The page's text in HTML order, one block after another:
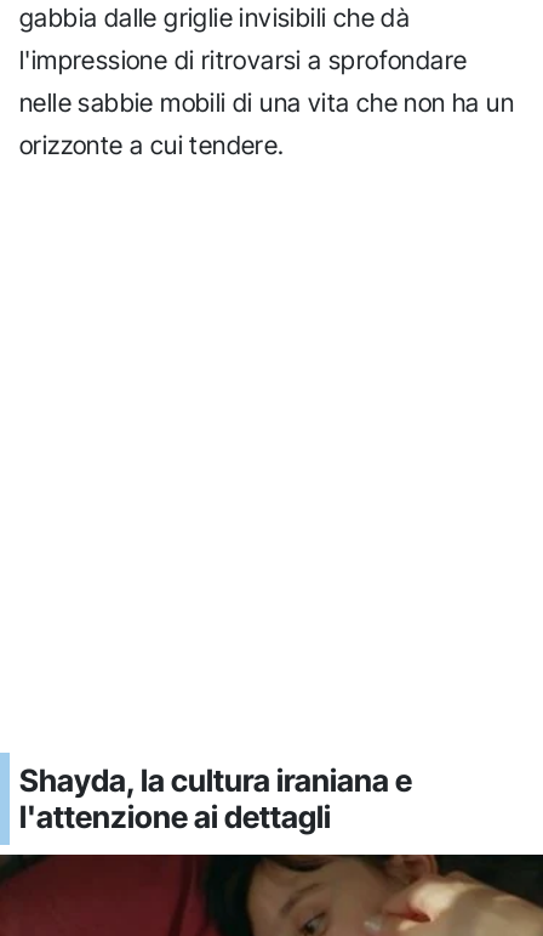
gabbia dalle griglie invisibili che dà
l'impressione di ritrovarsi a sprofondare
nelle sabbie mobili di una vita che non ha un
orizzonte a cui tendere.
Shayda, la cultura iraniana e
l'attenzione ai dettagli